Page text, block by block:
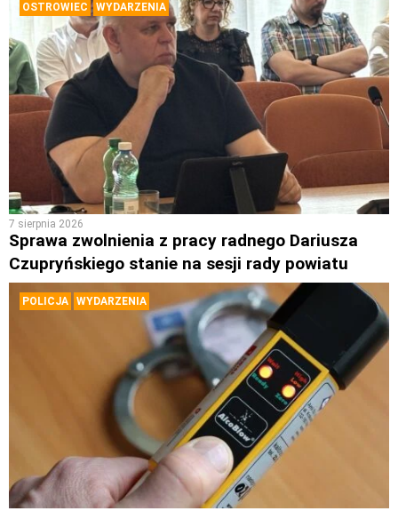
OSTROWIEC WYDARZENIA
7 sierpnia 2026
Sprawa zwolnienia z pracy radnego Dariusza
Czupryńskiego stanie na sesji rady powiatu
POLICJA WYDARZENIA